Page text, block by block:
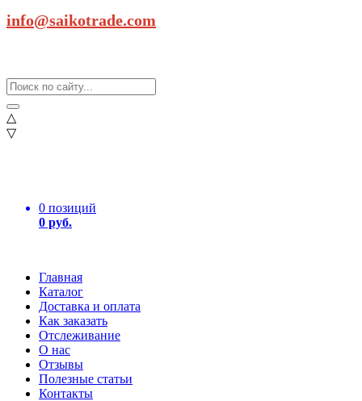
info@saikotrade.com
△
▽
0 позиций
0 руб.
Главная
Каталог
Доставка и оплата
Как заказать
Отслеживание
О нас
Отзывы
Полезные статьи
Контакты